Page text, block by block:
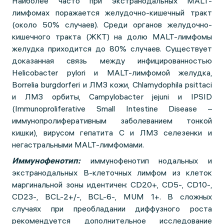
лимфомах поражается желудочно-кишечный тракт
(около 50% случаев). Среди органов желудочно-
кишечного тракта (ЖКТ) на долю MALT-лимфомы
желудка приходится до 80% случаев. Существует
доказанная связь между инфицированностью
Helicobacter pylori и MALT-лимфомой желудка,
Borrelia burgdorferi и ЛМЗ кожи, Chlamydophila psittaci
и ЛМЗ орбиты, Campylobacter jejuni и IPSID
(Immunoproliferative Small Intestine Disease –
иммунопролиферативным заболеванием тонкой
кишки), вирусом гепатита С и ЛМЗ селезенки и
негастральными MALT-лимфомами.
Иммунофенотип:иммунофенотип нодальных и
экстранодальных В-клеточных лимфом из клеток
маргинальной зоны идентичен: CD20+, CD5-, CD10-,
CD23-, BCL-2+/-, BCL-6-, MUM 1+. В сложных
случаях при преобладании диффузного роста
рекомендуется дополнительное исследование